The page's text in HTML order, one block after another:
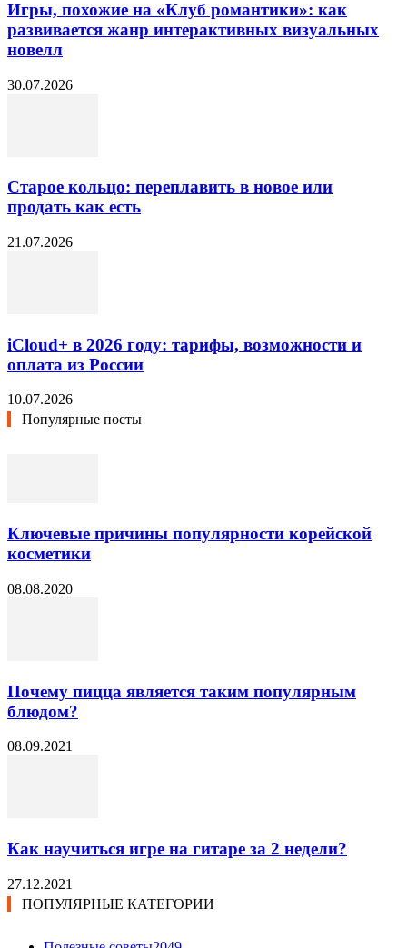
Игры, похожие на «Клуб романтики»: как
развивается жанр интерактивных визуальных
новелл
30.07.2026
Старое кольцо: переплавить в новое или
продать как есть
21.07.2026
iCloud+ в 2026 году: тарифы, возможности и
оплата из России
10.07.2026
Популярные посты
Ключевые причины популярности корейской
косметики
08.08.2020
Почему пицца является таким популярным
блюдом?
08.09.2021
Как научиться игре на гитаре за 2 недели?
27.12.2021
ПОПУЛЯРНЫЕ КАТЕГОРИИ